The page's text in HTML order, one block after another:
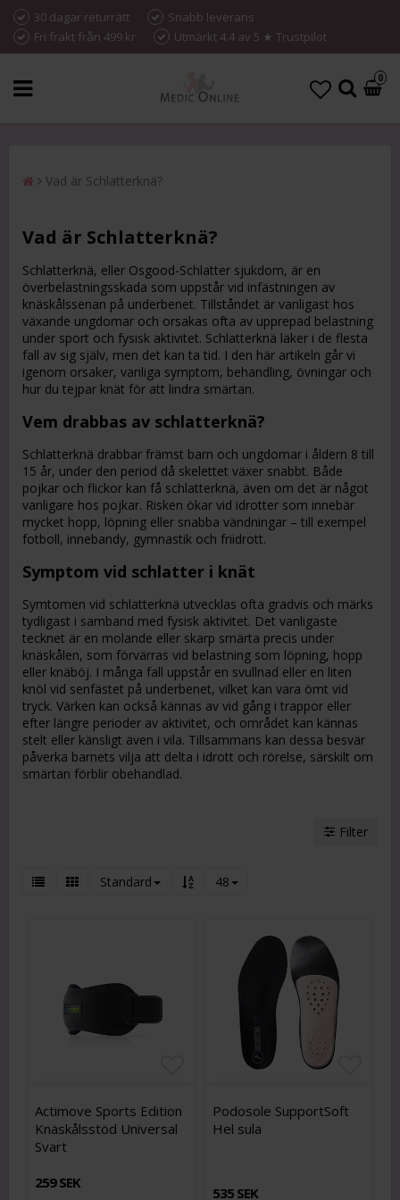
30 dagar returrätt
Snabb leverans
Fri frakt från 499 kr
Utmärkt 4.4 av 5 ★ Trustpilot
0
Vad är Schlatterknä?
Vad är Schlatterknä?
Schlatterknä, eller Osgood-Schlatter sjukdom, är en
överbelastningsskada som uppstår vid infästningen av
knäskålssenan på underbenet. Tillståndet är vanligast hos
växande ungdomar och orsakas ofta av upprepad belastning
under sport och fysisk aktivitet. Schlatterknä läker i de flesta
fall av sig själv, men det kan ta tid. I den här artikeln går vi
igenom orsaker, vanliga symptom, behandling, övningar och
hur du tejpar knät för att lindra smärtan.
Vem drabbas av schlatterknä?
Schlatterknä drabbar främst barn och ungdomar i åldern 8 till
15 år, under den period då skelettet växer snabbt. Både
pojkar och flickor kan få schlatterknä, även om det är något
vanligare hos pojkar. Risken ökar vid idrotter som innebär
mycket hopp, löpning eller snabba vändningar – till exempel
fotboll, innebandy, gymnastik och friidrott.
Symptom vid schlatter i knät
Symtomen vid schlatterknä utvecklas ofta gradvis och märks
tydligast i samband med fysisk aktivitet. Det vanligaste
tecknet är en molande eller skarp smärta precis under
knäskålen, som förvärras vid belastning som löpning, hopp
eller knäböj. I många fall uppstår en svullnad eller en liten
knöl vid senfästet på underbenet, vilket kan vara ömt vid
tryck. Värken kan också kännas av vid gång i trappor eller
efter längre perioder av aktivitet, och området kan kännas
stelt eller känsligt även i vila. Tillsammans kan dessa besvär
påverka barnets vilja att delta i idrott och rörelse, särskilt om
smärtan förblir obehandlad.
Filter
Standard 48
Lägg till i favoritlistan
Lägg till i favoritlistan
Actimove Sports Edition
Knäskålsstöd Universal
Svart
259 SEK
Podosole SupportSoft
Hel sula
535 SEK